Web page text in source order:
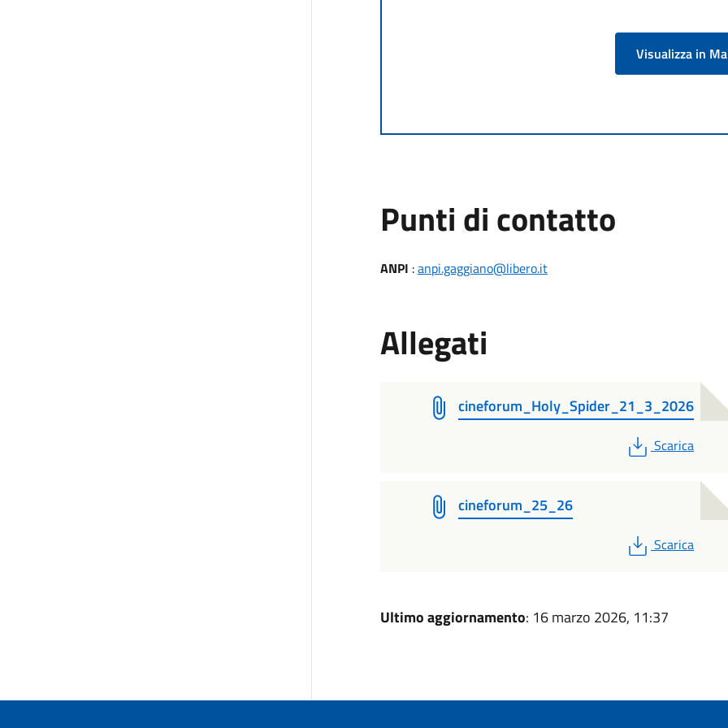
Visualizza in
Punti di contatto
ANPI :anpi.gaggiano@libero.it
Allegati
cineforum_Holy_Spider_21_3_2026
PDF
Scarica
cineforum_25_26
PDF
Scarica
Ultimo aggiornamento: 16 marzo 2026, 11:37